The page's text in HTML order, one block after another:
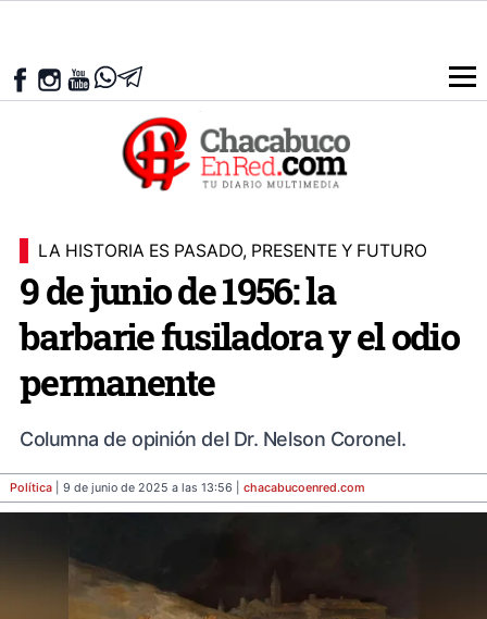
LA HISTORIA ES PASADO, PRESENTE Y FUTURO
9 de junio de 1956: la
barbarie fusiladora y el odio
permanente
Columna de opinión del Dr. Nelson Coronel.
Política | 9 de junio de 2025 a las 13:56 | chacabucoenred.com